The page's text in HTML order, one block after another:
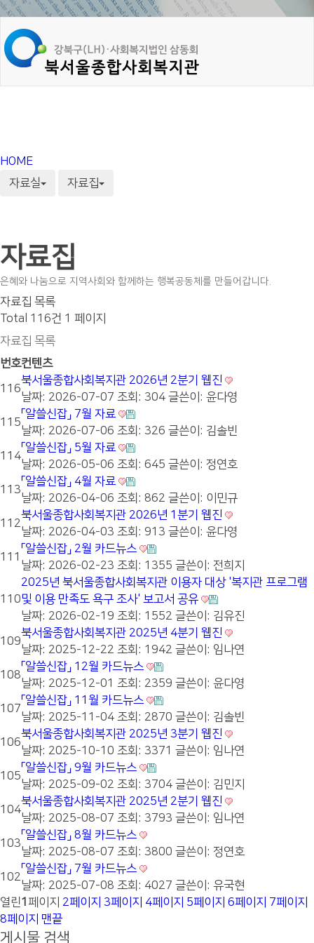
HOME
자료실
자료집
자료집
은혜와 나눔으로 지역사회와 함께하는 행복공동체를 만들어갑니다.
자료집 목록
Total 116건 1 페이지
자료집 목록
번호컨텐츠
116
북서울종합사회복지관 2026년 2분기 웹진
날짜: 2026-07-07 조회: 304 글쓴이: 윤다영
115
「알쓸신잡」 7월 자료
날짜: 2026-07-06 조회: 326 글쓴이: 김솔빈
114
「알쓸신잡」 5월 자료
날짜: 2026-05-06 조회: 645 글쓴이: 정연호
113
「알쓸신잡」 4월 자료
날짜: 2026-04-06 조회: 862 글쓴이: 이민규
112
북서울종합사회복지관 2026년 1분기 웹진
날짜: 2026-04-03 조회: 913 글쓴이: 윤다영
111
「알쓸신잡」 2월 카드뉴스
날짜: 2026-02-23 조회: 1355 글쓴이: 전희지
110
2025년 북서울종합사회복지관 이용자 대상 '복지관 프로그램
및 이용 만족도 욕구 조사' 보고서 공유
날짜: 2026-02-19 조회: 1552 글쓴이: 김유진
109
북서울종합사회복지관 2025년 4분기 웹진
날짜: 2025-12-22 조회: 1942 글쓴이: 임나연
108
「알쓸신잡」 12월 카드뉴스
날짜: 2025-12-01 조회: 2359 글쓴이: 윤다영
107
「알쓸신잡」 11월 카드뉴스
날짜: 2025-11-04 조회: 2870 글쓴이: 김솔빈
106
북서울종합사회복지관 2025년 3분기 웹진
날짜: 2025-10-10 조회: 3371 글쓴이: 임나연
105
「알쓸신잡」 9월 카드뉴스
날짜: 2025-09-02 조회: 3704 글쓴이: 김민지
104
북서울종합사회복지관 2025년 2분기 웹진
날짜: 2025-08-07 조회: 3793 글쓴이: 임나연
103
「알쓸신잡」 8월 카드뉴스
날짜: 2025-08-07 조회: 3800 글쓴이: 정연호
102
「알쓸신잡」 7월 카드뉴스
날짜: 2025-07-08 조회: 4027 글쓴이: 유국현
열린1 페이지 2페이지 3페이지 4페이지 5페이지 6페이지 7페이지
8페이지 맨끝
게시물 검색